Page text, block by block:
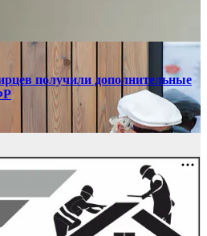
получили дополнительные